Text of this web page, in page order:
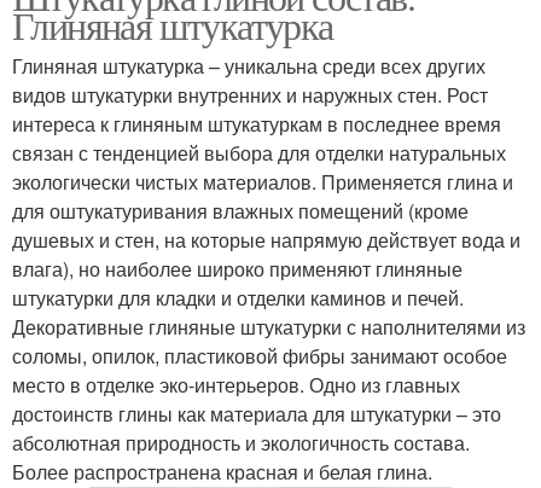
Глиняная штукатурка
Глиняная штукатурка – уникальна среди всех других
видов штукатурки внутренних и наружных стен. Рост
интереса к глиняным штукатуркам в последнее время
связан с тенденцией выбора для отделки натуральных
экологически чистых материалов. Применяется глина и
для оштукатуривания влажных помещений (кроме
душевых и стен, на которые напрямую действует вода и
влага), но наиболее широко применяют глиняные
штукатурки для кладки и отделки каминов и печей.
Декоративные глиняные штукатурки с наполнителями из
соломы, опилок, пластиковой фибры занимают особое
место в отделке эко-интерьеров. Одно из главных
достоинств глины как материала для штукатурки – это
абсолютная природность и экологичность состава.
Более распространена красная и белая глина.